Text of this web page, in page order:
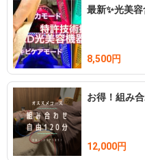
最新✨光美
8,500円
お得！組み
12,000円